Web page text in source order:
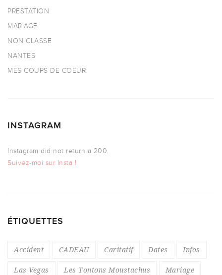
PRESTATION
MARIAGE
NON CLASSE
NANTES
MES COUPS DE COEUR
INSTAGRAM
Instagram did not return a 200.
Suivez-moi sur Insta !
ÉTIQUETTES
Accident CADEAU Caritatif Dates Infos
Las Vegas Les Tontons Moustachus Mariage